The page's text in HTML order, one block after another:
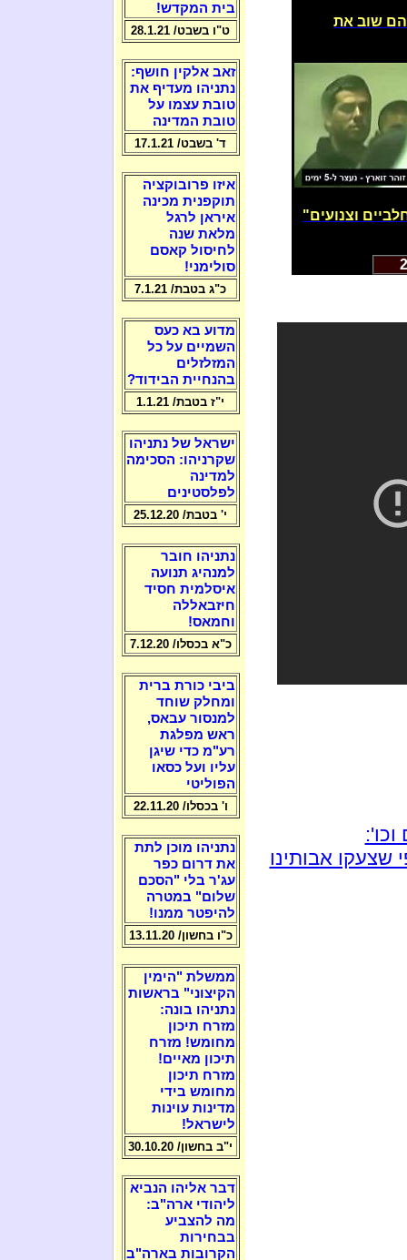
שוב את
וצנועים"
אבותינו
בית המקדש!
ט"ו בשבט/ 28.1.21
זאב אלקין חושף:
נתניהו מעדיף את
טובת עצמו על
טובת המדינה
ד' בשבט/ 17.1.21
איזו פרובוקציה
תוקפנית מכינה
איראן לרגל
מלאת שנה
לחיסול קאסם
סולימני!
כ"ג בטבת/ 7.1.21
מדוע בא כעס
השמיים על כל
המזלזלים
בהנחיית הבידוד?
י"ז בטבת/ 1.1.21
ישראל של נתניהו
שקרניהו: הסכימה
למדינה
לפלסטינים
י' בטבת/ 25.12.20
נתניהו חובר
למנהיג תנועה
איסלמית חסיד
חיזבאללה
וחמאס!
כ"א בכסלו/ 7.12.20
ביבי כורת ברית
ומחלק שוחד
למנסור עבאס,
ראש מפלגת
רע"מ כדי שיגן
עליו ועל כסאו
הפוליטי
ו' בכסלו/ 22.11.20
נתניהו מוכן לתת
את דרום כפר
עג'ר בלי "הסכם
שלום" במטרה
להיפטר ממנו!
כ"ו בחשון/ 13.11.20
ממשלת "הימין
הקיצוני" בראשות
נתניהו בונה:
מזרח תיכון
מחומש! מזרח
תיכון מאיים!
מזרח תיכון
מחומש בידי
מדינות עוינות
לישראל!
י"ב בחשון/ 30.10.20
דבר אליהו הנביא
ליהודי ארה"ב:
מה להצביע
בבחירות
הקרובות בארה"ב